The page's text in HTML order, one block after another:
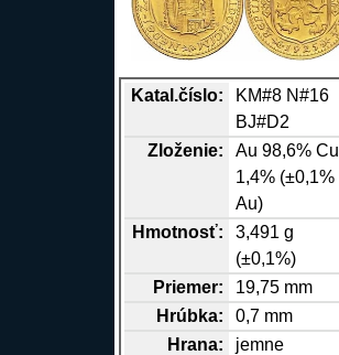
Katal.číslo:
KM#8 N#16
BJ#D2
Zloženie:
Au 98,6%Cu
1,4% (±0,1%
Au)
Hmotnosť:
3,491 g
(±0,1%)
Priemer:
19,75 mm
Hrúbka:
0,7 mm
Hrana:
jemne